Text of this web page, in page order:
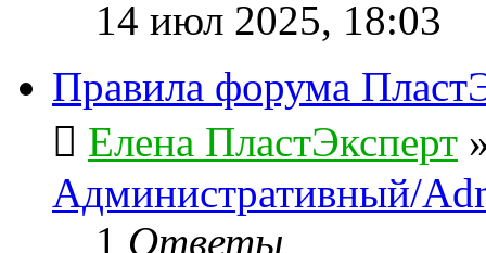
14 июл 2025, 18:03
Правила форума
Елена ПластЭксперт
Административный/
1 Ответы